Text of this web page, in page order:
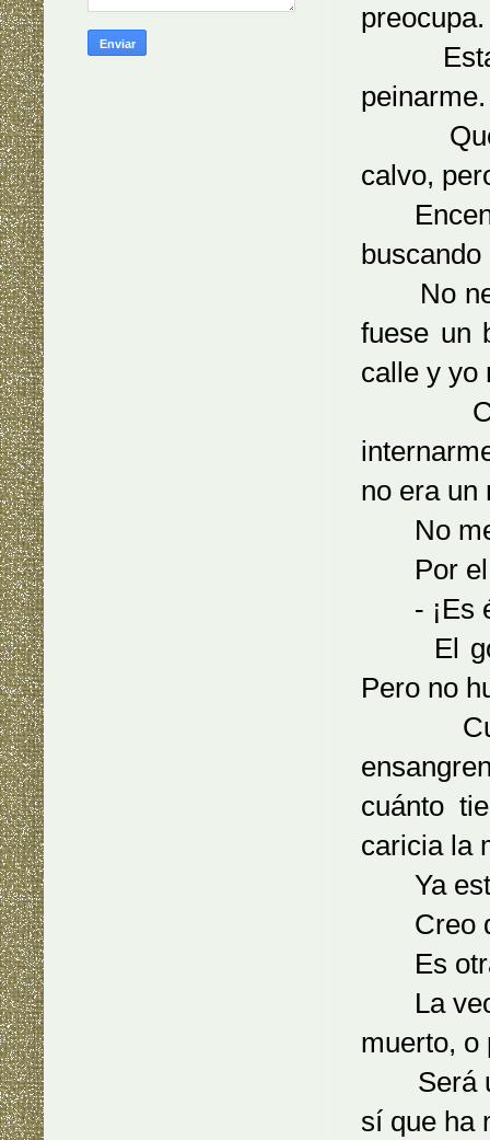
preocupa.
Esta
peinarme.
Quería
calvo,
No
fuese un
calle y yo
no era un
No me
Por el
- ¡Es
El
Pero no
cuánto
caricia la
Ya
Creo
Es otra
La veo
muerto, o
Será un
sí que ha